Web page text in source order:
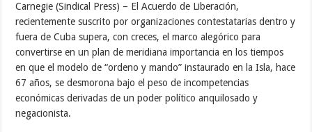
Carnegie (Sindical Press) – El Acuerdo de Liberación,
recientemente suscrito por organizaciones contestatarias dentro y
fuera de Cuba supera, con creces, el marco alegórico para
convertirse en un plan de meridiana importancia en los tiempos
en que el modelo de “ordeno y mando” instaurado en la Isla, hace
67 años, se desmorona bajo el peso de incompetencias
económicas derivadas de un poder político anquilosado y
negacionista.